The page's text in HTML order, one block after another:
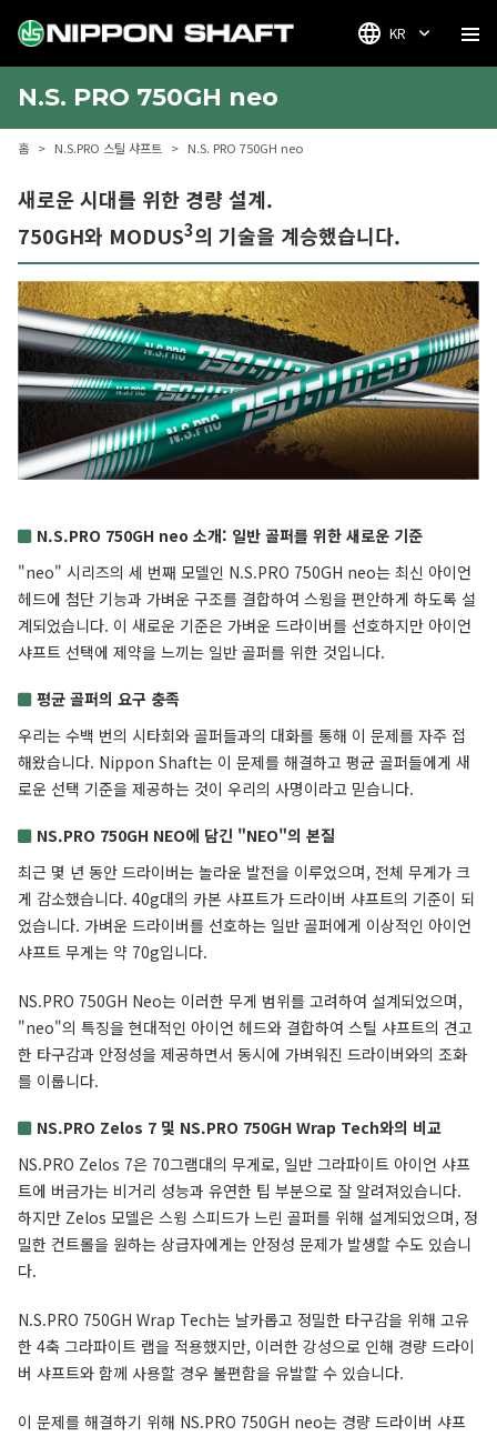
KR
N.S. PRO 750GH neo
홈 N.S.PRO 스틸 샤프트 N.S. PRO 750GH neo
새로운 시대를 위한 경량 설계.
750GH와 MODUS3의 기술을 계승했습니다.
N.S.PRO 750GH neo 소개: 일반 골퍼를 위한 새로운 기준
"neo" 시리즈의 세 번째 모델인 N.S.PRO 750GH neo는 최신 아이언
헤드에 첨단 기능과 가벼운 구조를 결합하여 스윙을 편안하게 하도록 설
계되었습니다. 이 새로운 기준은 가벼운 드라이버를 선호하지만 아이언
샤프트 선택에 제약을 느끼는 일반 골퍼를 위한 것입니다.
평균 골퍼의 요구 충족
우리는 수백 번의 시타회와 골퍼들과의 대화를 통해 이 문제를 자주 접
해왔습니다. Nippon Shaft는 이 문제를 해결하고 평균 골퍼들에게 새
로운 선택 기준을 제공하는 것이 우리의 사명이라고 믿습니다.
NS.PRO 750GH NEO에 담긴 "NEO"의 본질
최근 몇 년 동안 드라이버는 놀라운 발전을 이루었으며, 전체 무게가 크
게 감소했습니다. 40g대의 카본 샤프트가 드라이버 샤프트의 기준이 되
었습니다. 가벼운 드라이버를 선호하는 일반 골퍼에게 이상적인 아이언
샤프트 무게는 약 70g입니다.
NS.PRO 750GH Neo는 이러한 무게 범위를 고려하여 설계되었으며,
"neo"의 특징을 현대적인 아이언 헤드와 결합하여 스틸 샤프트의 견고
한 타구감과 안정성을 제공하면서 동시에 가벼워진 드라이버와의 조화
를 이룹니다.
NS.PRO Zelos 7 및 NS.PRO 750GH Wrap Tech와의 비교
NS.PRO Zelos 7은 70그램대의 무게로, 일반 그라파이트 아이언 샤프
트에 버금가는 비거리 성능과 유연한 팁 부분으로 잘 알려져있습니다.
하지만 Zelos 모델은 스윙 스피드가 느린 골퍼를 위해 설계되었으며, 정
밀한 컨트롤을 원하는 상급자에게는 안정성 문제가 발생할 수도 있습니
다.
N.S.PRO 750GH Wrap Tech는 날카롭고 정밀한 타구감을 위해 고유
한 4축 그라파이트 랩을 적용했지만, 이러한 강성으로 인해 경량 드라이
버 샤프트와 함께 사용할 경우 불편함을 유발할 수 있습니다.
이 문제를 해결하기 위해 NS.PRO 750GH neo는 경량 드라이버 샤프